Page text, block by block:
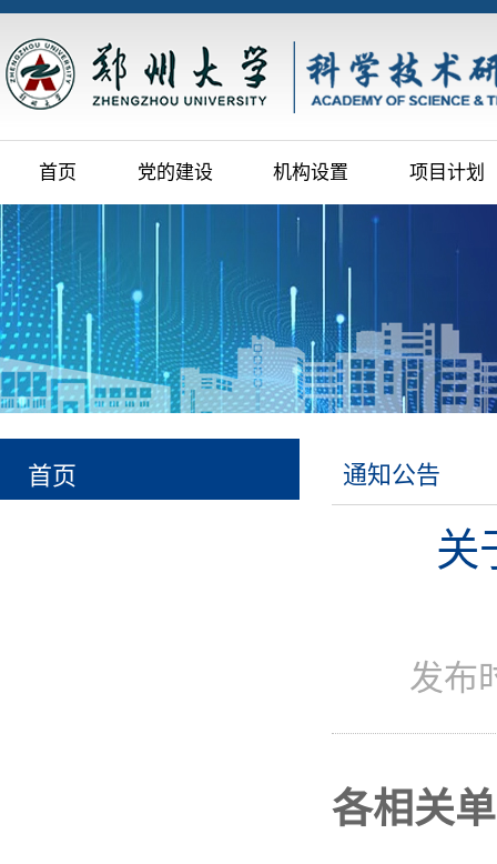
首页 党的建设 机构设置 项目计划
首页 通知公告
关
发布
各相关